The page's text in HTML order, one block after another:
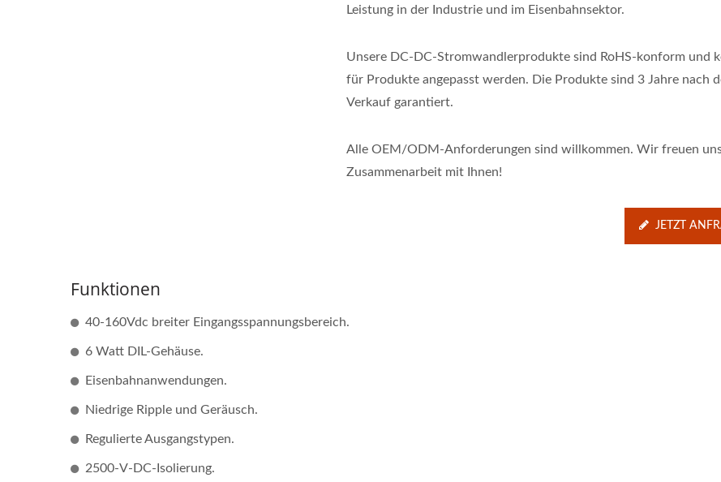
Leistung in der Industrie und im Eisenbahnsektor.
Unsere DC-DC-Stromwandlerprodukte sind RoHS-konform und
für Produkte angepasst werden. Die Produkte sind 3 Jahre nach
Verkauf garantiert.
Alle OEM/ODM-Anforderungen sind willkommen. Wir freuen
Zusammenarbeit mit Ihnen!
JETZT
Funktionen
40-160Vdc breiter Eingangsspannungsbereich.
6 Watt DIL-Gehäuse.
Eisenbahnanwendungen.
Niedrige Ripple und Geräusch.
Regulierte Ausgangstypen.
2500-V-DC-Isolierung.